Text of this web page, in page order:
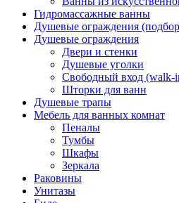
Гидромассажные ванны
Душевые ограждения
Душевые ограждения
Двери и стенки
Душевые уголки
Свободный вход (walk-
Шторки для ванн
Душевые трапы
Мебель для ванных комнат
Пеналы
Тумбы
Шкафы
Зеркала
Раковины
Унитазы